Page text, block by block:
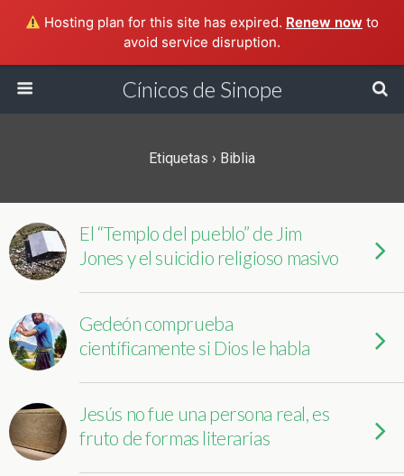
Hosting plan for this site has expired. Renew now to
avoid service disruption.
Cínicos de Sinope
Etiquetas › Biblia
El “Templo del pueblo” de Jim
Jones y el suicidio religioso masivo
Gedeón comprueba
científicamente si Dios le habla
Jesús no fue una persona real, es
fruto de formas literarias